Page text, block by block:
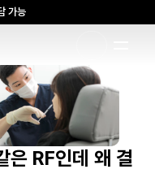
은 RF인데 왜 결
가능
workshop 참석 🌸